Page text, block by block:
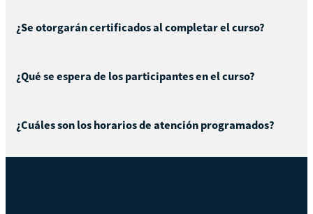
¿Se otorgarán certificados al completar el curso?
¿Qué se espera de los participantes en el curso?
¿Cuáles son los horarios de atención programados?